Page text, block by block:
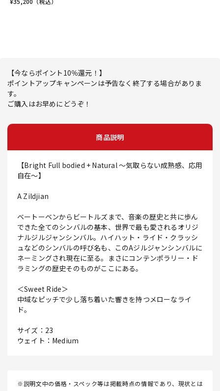
【今ならポイント10％還元！】
ポイントアップキャンペーンは予告なく終了する場合がありま
す。
ご購入はお早めにどうぞ！
商品説明
【Bright Full bodied + Natural ～気取らない成熟感、応用
自在～】
A Zildjian
ベートーベンからビートルズまで、音楽の歴史と共に歩ん
できた全てのシンバルの基本、世界で最も愛されるオリジ
ナルジルジャンシンバル。ハイハット・ライド・クラッシ
ュなどのシンバルの呼び名も、このAジルジャンシンバルに
ネーミングされ現在に至る。まさにコンテンポラリー・ド
ラミングの歴史そのものがここにある。
＜Sweet Ride＞
中域なピッチで少し落ち着いた響きを持つメローなライ
ド。
サイズ：23
ウェイト：Medium
※説明文中の価格・スペック等は掲載時点の情報であり、現状とは